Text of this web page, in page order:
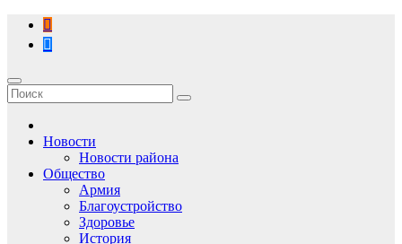
Перейти
содержимому
Новости
Новости района
Общество
Армия
Благоустройство
Здоровье
История